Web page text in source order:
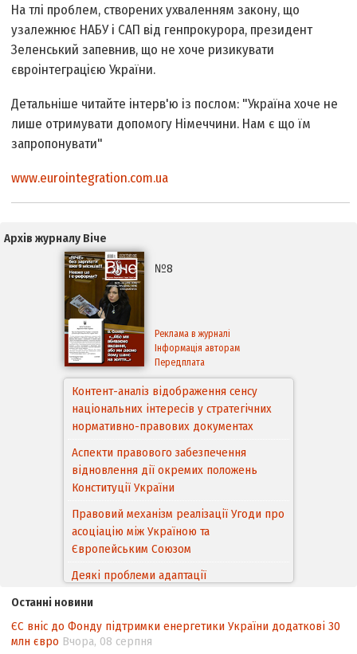
На тлі проблем, створених ухваленням закону, що
узалежнює НАБУ і САП від генпрокурора, президент
Зеленський запевнив, що не хоче ризикувати
євроінтеграцією України.
Детальніше читайте інтерв'ю із послом: "Україна хоче не
лише отримувати допомогу Німеччини. Нам є що їм
запропонувати"
www.eurointegration.com.ua
Архів журналу Віче
№8
Реклама в журналі
Інформація авторам
Передплата
Контент-аналіз відображення сенсу
національних інтересів у стратегічних
нормативно-правових документах
Аспекти правового забезпечення
відновлення дії окремих положень
Конституції України
Правовий механізм реалізації Угоди про
асоціацію між Україною та
Європейським Cоюзом
Деякі проблеми адаптації
походження товарів відповідно до
Угоди про торговельні аспекти прав
інтелектуальної власності (TRIPS) у
Останні новини
ЄС вніс до Фонду підтримки енергетики України додаткові 30
млн євро Вчора, 08 серпня